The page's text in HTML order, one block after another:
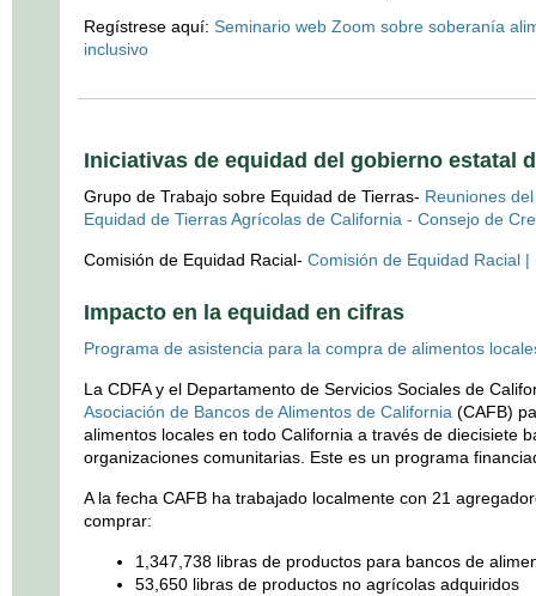
Regístrese aquí: Seminario web Zoom sobre soberanía
inclusivo
Iniciativas de equidad del gobierno estatal
Grupo de Trabajo sobre Equidad de Tierras- Reuniones
Equidad de Tierras Agrícolas de California - Consejo de
Comisión de Equidad Racial- Comisión de Equidad Racial |
Impacto en la equidad en cifras
Programa de asistencia para la compra de alimentos
La CDFA y el Departamento de Servicios Sociales de
Asociación de Bancos de Alimentos de California (CAFB)
alimentos locales en todo California a través de diecisiete
organizaciones comunitarias. Este es un programa
A la fecha CAFB ha trabajado localmente con 21
comprar:
1,347,738 libras de productos para bancos de
53,650 libras de productos no agrícolas adquiridos